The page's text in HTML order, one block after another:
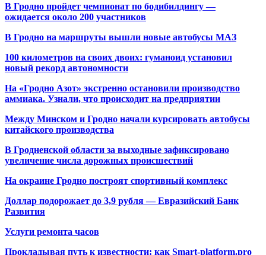
В Гродно пройдет чемпионат по бодибилдингу —
ожидается около 200 участников
В Гродно на маршруты вышли новые автобусы МАЗ
100 километров на своих двоих: гуманоид установил
новый рекорд автономности
На «Гродно Азот» экстренно остановили производство
аммиака. Узнали, что происходит на предприятии
Между Минском и Гродно начали курсировать автобусы
китайского производства
В Гродненской области за выходные зафиксировано
увеличение числа дорожных происшествий
На окраине Гродно построят спортивный комплекс
Доллар подорожает до 3,9 рубля — Евразийский Банк
Развития
Услуги ремонта часов
Прокладывая путь к известности: как Smart-platform.pro